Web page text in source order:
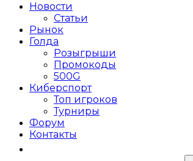
Новости
Статьи
Рынок
Голда
Розыгрыши
Промокоды
500G
Киберспорт
Топ игроков
Турниры
Форум
Контакты